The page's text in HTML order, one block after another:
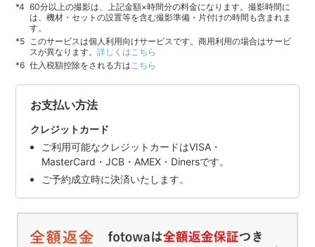
60分以上の撮影は、上記金額×時間分の料金になります。撮影時間に
は、機材・セットの設置等を含む撮影準備・片付けの時間も含まれま
す。
このサービスは個人利用向けサービスです。商用利用の場合はサービ
スが異なります。詳しくはこちら
仕入税額控除をされる方はこちら
お支払い方法
クレジットカード
ご利用可能なクレジットカードはVISA・
MasterCard・JCB・AMEX・Dinersです。
ご予約成立時に決済いたします。